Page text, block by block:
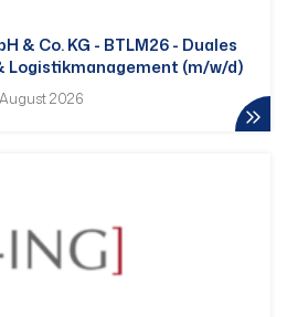
& Co. KG - BTLM26 - Duales
Logistikmanagement (m/w/d)
2026